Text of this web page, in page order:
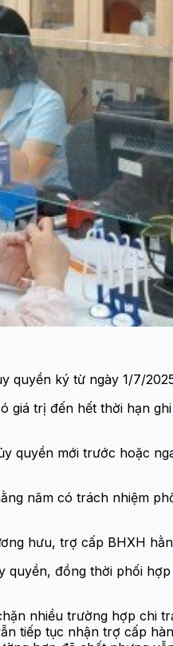
ký từ ngày 1/7/
trị đến hết thời hạn
quyền mới trước hoặc
năm có trách nhiệm
hưu, trợ cấp BHXH
đồng thời phối
nhiều trường hợp chi
tiếp tục nhận trợ cấp